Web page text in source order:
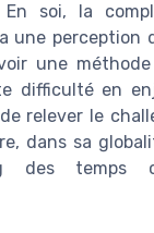
soi, la
une perception
une
difficulté en
relever le
dans sa
des temps